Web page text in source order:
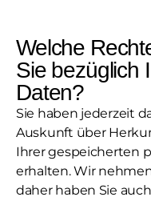
Welche
Sie bezüglich
Daten?
Sie haben jederzeit
Auskunft über
Ihrer gespeicherten
erhalten. Wir
daher haben Sie